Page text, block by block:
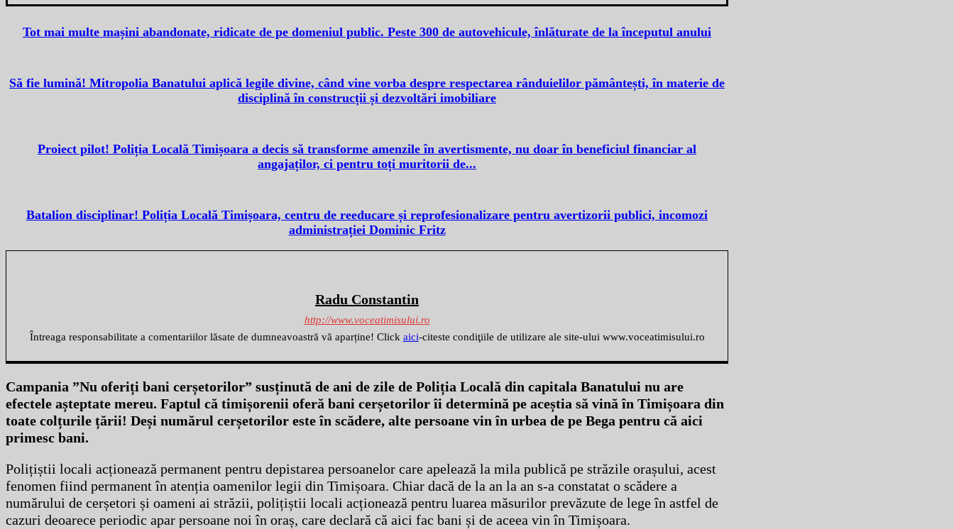
Tot mai multe mașini abandonate, ridicate de pe domeniul public. Peste 300 de autovehicule, înlăturate de la începutul anului
Să fie lumină! Mitropolia Banatului aplică legile divine, când vine vorba despre respectarea rânduielilor pământești, în materie de
disciplină în construcții și dezvoltări imobiliare
Proiect pilot! Poliția Locală Timișoara a decis să transforme amenzile în avertismente, nu doar în beneficiul financiar al
angajaților, ci pentru toți muritorii de...
Batalion disciplinar! Poliția Locală Timișoara, centru de reeducare și reprofesionalizare pentru avertizorii publici, incomozi
administrației Dominic Fritz
Radu Constantin
http://www.voceatimisului.ro
Întreaga responsabilitate a comentariilor lăsate de dumneavoastră vă aparține! Click aici-citeste condiţiile de utilizare ale site-ului www.voceatimisului.ro
Campania ”Nu oferiți bani cerșetorilor” susținută de ani de zile de Poliția Locală din capitala Banatului nu are
efectele așteptate mereu. Faptul că timișorenii oferă bani cerșetorilor îi determină pe aceștia să vină în Timișoara din
toate colțurile țării! Deși numărul cerșetorilor este în scădere, alte persoane vin în urbea de pe Bega pentru că aici
primesc bani.
Polițiștii locali acționează permanent pentru depistarea persoanelor care apelează la mila publică pe străzile orașului, acest
fenomen fiind permanent în atenția oamenilor legii din Timișoara. Chiar dacă de la an la an s-a constatat o scădere a
numărului de cerșetori și oameni ai străzii, polițiștii locali acționează pentru luarea măsurilor prevăzute de lege în astfel de
cazuri deoarece periodic apar persoane noi în oraș, care declară că aici fac bani și de aceea vin în Timișoara.